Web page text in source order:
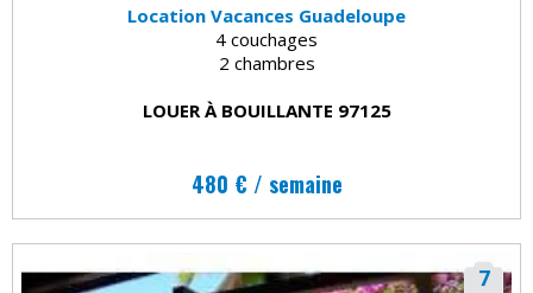
Location Vacances Guadeloupe
4 couchages
2 chambres
LOUER À BOUILLANTE 97125
480 € / semaine
7